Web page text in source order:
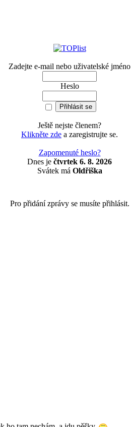
Zadejte e-mail nebo uživatelské jméno
Heslo
Ještě nejste členem?
Klikněte zde a zaregistrujte se.
Zapomenuté heslo?
Dnes je čtvrtek 6. 8. 2026
Svátek má Oldřiška
Pro přidání zprávy se musíte přihlásit.